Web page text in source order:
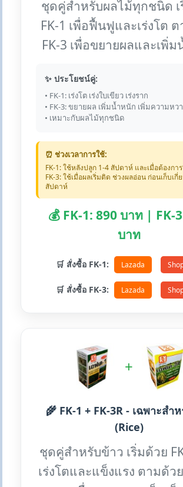
ชุดคู่สำหรับผลไม้ทุกชนิด เ
FK-1 เพื่อฟื้นฟูและเร่งโต
FK-3 เพื่อขยายผลและเพิ่
✨ ประโยชน์คู่:
• FK-1: เร่งโต เร่งใบเขียว เร่งราก
• FK-3: ขยายผล เพิ่มน้ำหนัก เพิ่มความหว
• เหมาะกับผลไม้ทุกชนิด
⏰ ช่วงเวลาการใช้:
FK-1: ใช้หลังปลูก 1-4 สัปดาห์ และเมื่อต้องก
FK-3: ใช้เมื่อผลเริ่มติด ช่วงผลอ่อน ก่อนเก็บเกี่
สัปดาห์
💰 FK-1: 890 บาท | FK-
บาท
🛒 สั่งซื้อ FK-1: Lazada
🛒 สั่งซื้อ FK-3: Lazada
+
🌾 FK-1 + FK-3R - เฉพาะสำ
(Rice)
ชุดคู่สำหรับข้าว เริ่มด้วย
เร่งโตและแข็งแรง ตามด้ว